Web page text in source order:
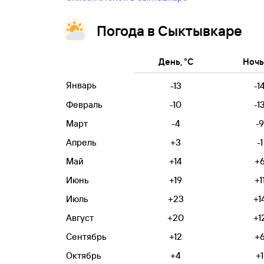
Погода в Сыктывкаре
День, °C
Январь -13
-
Февраль
-10
-13
Март
-4
-9
Апрель
+3
-1
Май
+14
Июнь
+19
Июль
+23
Август
+20
Сентябрь
+12
Октябрь
+4 +1